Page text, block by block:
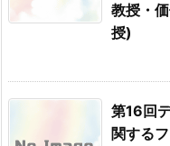
教授・
授)
第16回
関する